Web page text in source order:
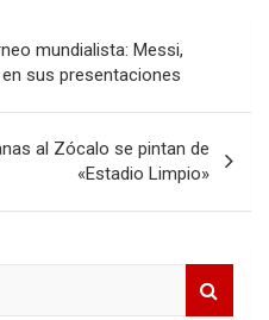
mundialista: Messi,
sus presentaciones
al Zócalo se pintan de
«Estadio Limpio»